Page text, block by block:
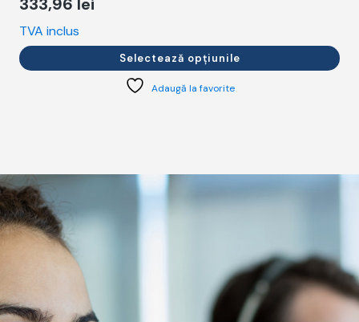
333,96 lei
TVA inclus
Selectează opțiunile
Adaugă la favorite